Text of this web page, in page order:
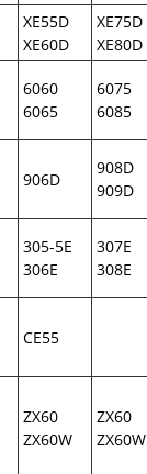
XE55D
XE60D
XE75D
XE80D
6060
6065
6075
6085
906D
908D
909D
305-5E
306E
307E
308E
CE55
ZX60
ZX60W
ZX60
ZX60W